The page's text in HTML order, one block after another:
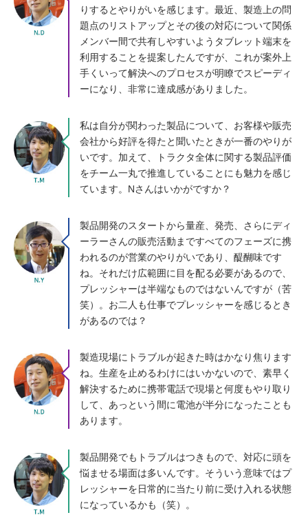
りするとやりがいを感じます。最近、製造上の問
題点のリストアップとその後の対応について関係
メンバー間で共有しやすいようタブレット端末を
利用することを提案したんですが、これが案外上
手くいって解決へのプロセスが明瞭でスピーディ
ーになり、非常に達成感がありました。
私は自分が関わった製品について、お客様や販売
会社から好評を得たと聞いたときが一番のやりが
いです。加えて、トラクタ全体に関する製品評価
をチーム一丸で推進していることにも魅力を感じ
ています。Nさんはいかがですか？
製品開発のスタートから量産、発売、さらにディ
ーラーさんの販売活動まですべてのフェーズに携
われるのが営業のやりがいであり、醍醐味です
ね。それだけ広範囲に目を配る必要があるので、
プレッシャーは半端なものではないんですが（苦
笑）。お二人も仕事でプレッシャーを感じるとき
があるのでは？
製造現場にトラブルが起きた時はかなり焦ります
ね。生産を止めるわけにはいかないので、素早く
解決するために携帯電話で現場と何度もやり取り
して、あっという間に電池が半分になったことも
あります。
製品開発でもトラブルはつきもので、対応に頭を
悩ませる場面は多いんです。そういう意味ではプ
レッシャーを日常的に当たり前に受け入れる状態
になっているかも（笑）。